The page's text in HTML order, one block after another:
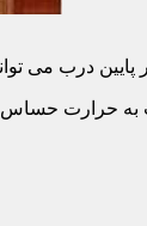
به حرارت